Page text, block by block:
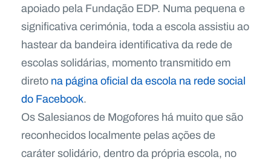
apoiado pela Fundação EDP. Numa pequena e
significativa cerimónia, toda a escola assistiu ao
hastear da bandeira identificativa da rede de
escolas solidárias, momento transmitido em
diretona página oficial da escola na rede social
do Facebook.
Os Salesianos de Mogofores há muito que são
reconhecidos localmente pelas ações de
caráter solidário, dentro da própria escola, no